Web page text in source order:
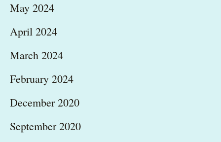
May 2024
April 2024
March 2024
February 2024
December 2020
September 2020